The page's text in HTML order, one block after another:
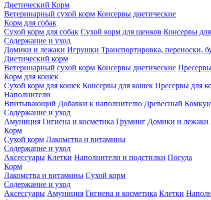
Диетический Корм
Ветеринарный сухой корм Консервы диетические
Корм для собак
Сухой корм для собак Сухой корм для щенков Консервы
Содержание и уход
Домики и лежаки Игрушки Транспортировка, переноски,
Диетический корм
Ветеринарный сухой корм Консервы диетические
Корм для кошек
Сухой корм для кошек Консервы для кошек Пресервы для
Наполнители
Впитывающий Добавки к наполнителю Древесный
Содержание и уход
Амуниция Гигиена и косметика Груминг Домики и лежаки
Корм
Сухой корм Лакомства и витамины
Содержание и уход
Аксессуары Клетки Наполнители и подстилки Посуда
Корм
Лакомства и витамины Сухой корм
Содержание и уход
Аксессуары Амуниция Гигиена и косметика Клетки